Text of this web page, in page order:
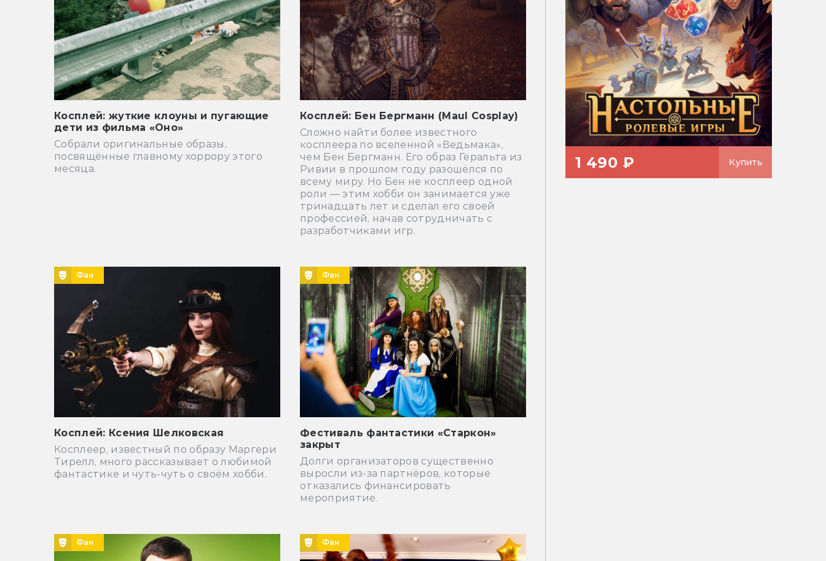
Косплей: жуткие клоуны и пугающие
дети из фильма «Оно»
Собрали оригинальные образы,
посвящённые главному хоррору этого
месяца.
Косплей: Бен Бергманн (Maul Cosplay)
Сложно найти более известного
косплеера по вселенной «Ведьмака»,
чем Бен Бергманн. Его образ Геральта из
Ривии в прошлом году разошёлся по
всему миру. Но Бен не косплеер одной
роли — этим хобби он занимается уже
тринадцать лет и сделал его своей
профессией, начав сотрудничать с
разработчиками игр.
Фан
Косплей: Ксения Шелковская
Косплеер, известный по образу Маргери
Тирелл, много рассказывает о любимой
фантастике и чуть-чуть о своём хобби.
Фан
Фестиваль фантастики «Старкон»
закрыт
Долги организаторов существенно
выросли из-за партнёров, которые
отказались финансировать
мероприятие.
Фан Фан
1 490 ₽ Купить